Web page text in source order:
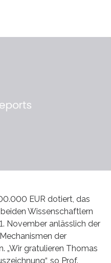
EUR dotiert, das
Wissenschaftlern
November anlässlich der
der
„Wir gratulieren Thomas
so Prof.